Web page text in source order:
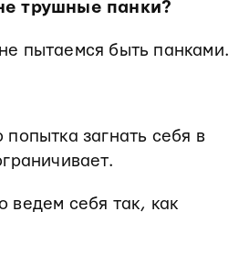
трушные панки?
пытаемся быть панками.
попытка загнать себя в
ведем себя так, как